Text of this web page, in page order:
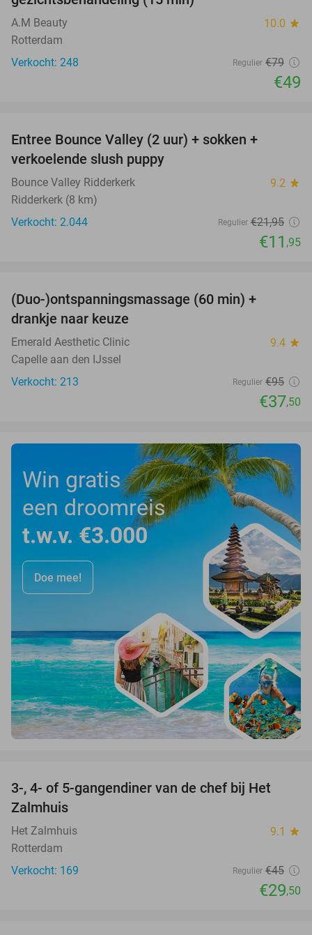
A.M Beauty 10.0 star
Rotterdam
Verkocht: 248
Regulier €79
€49
Entree Bounce Valley (2 uur) + sokken +
verkoelende slush puppy
Bounce Valley Ridderkerk 9.2 star
Ridderkerk (8 km)
Verkocht: 2.044
Regulier €21,95
€11 ,95
(Duo-)ontspanningsmassage (60 min) +
drankje naar keuze
Emerald Aesthetic Clinic 9.4 star
Capelle aan den IJssel
Verkocht: 213
Regulier €95
€37,50
Win gratis
een droomreis
t.w.v. €3.000
Doe mee!
34%
3-, 4- of 5-gangendiner van de chef bij Het
Zalmhuis
Het Zalmhuis 9.1 star
Rotterdam
Verkocht: 169
Regulier €45
€29,50